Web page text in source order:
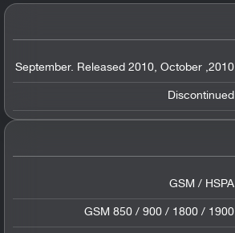
2010, September. Released 2010, October
Discontinued
GSM / HSPA
GSM 850 / 900 / 1800 / 1900